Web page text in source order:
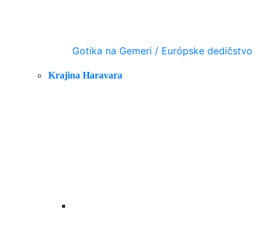
Gotika na Gemeri / Európske dedičstvo
Krajina Haravara